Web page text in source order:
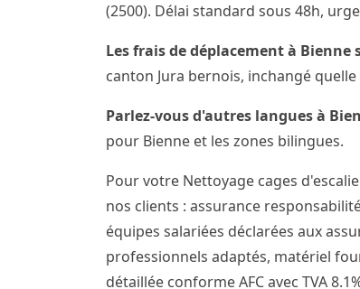
(2500). Délai standard sous 48h,
Les frais de déplacement à Bienne
canton Jura bernois, inchangé
Parlez-vous d'autres langues à
pour Bienne et les zones bilingues.
Pour votre Nettoyage cages
nos clients : assurance
équipes salariées déclarées aux
professionnels adaptés, matériel
détaillée conforme AFC avec TVA